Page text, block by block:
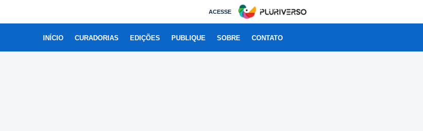
ACESSE
INÍCIO CURADORIAS EDIÇÕES PUBLIQUE SOBRE CONTATO